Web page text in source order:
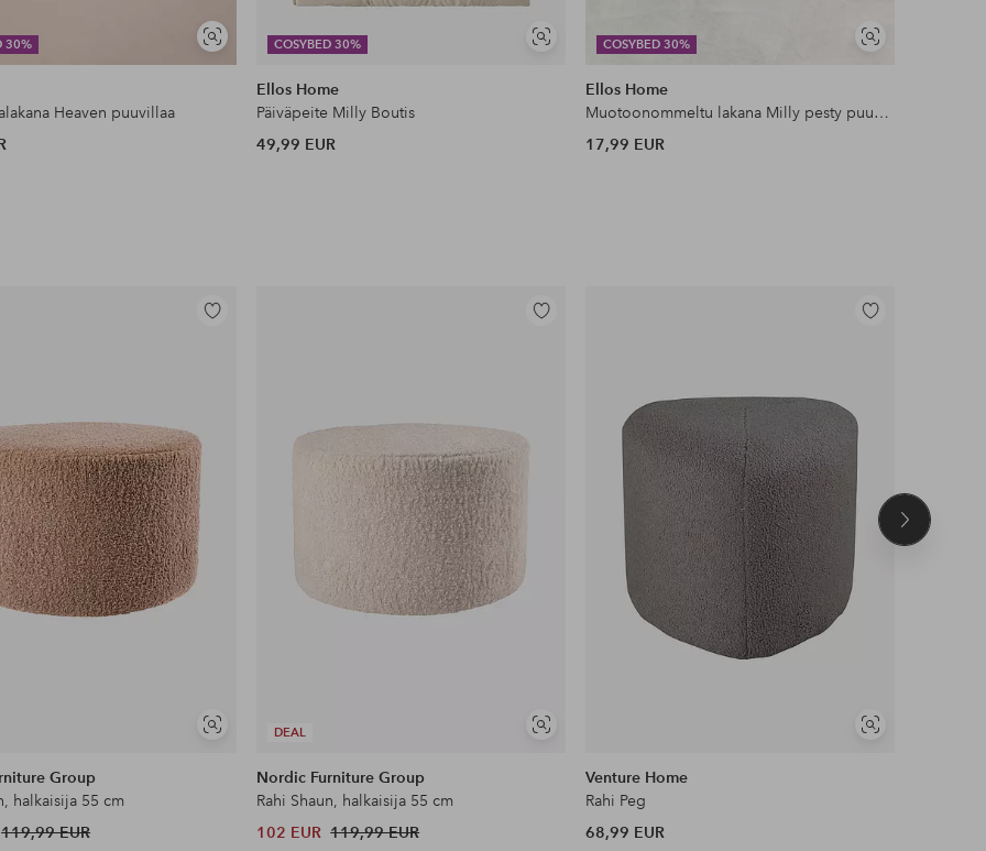
30%
Näytä
samankaltaisia
Heaven puuvillaa
COSYBED 30%
Näytä
Ellos Home
Päiväpeite Milly Boutis
49,99 EUR
COSYBED 30%
Näytä
Ellos Home
Muotoonommeltu lakana Milly pesty puuvilla
17,99 EUR
Näytä
Lisää
Group
halkaisija 55 cm
119,99 EUR
DEAL
Näytä
Lisää
Nordic Furniture Group
Rahi Shaun, halkaisija 55 cm
102 EUR 119,99 EUR
Näytä
Lisää
Venture Home
Rahi Peg
68,99 EUR
Seuraava